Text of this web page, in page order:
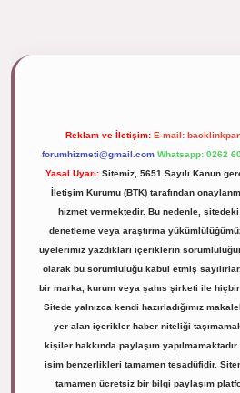
Reklam ve İletişim: E-mail:
forumhizmeti@gmail.com Whatsapp: 0262
Yasal Uyarı: Sitemiz, 5651 Sayılı Kanun
İletişim Kurumu (BTK) tarafından
hizmet vermektedir. Bu nedenle,
denetleme veya araştırma
üyelerimiz yazdıkları içeriklerin
olarak bu sorumluluğu kabul etmiş
bir marka, kurum veya şahıs şirketi ile hiçbir
Sitede yalnızca kendi hazırladığımız
yer alan içerikler haber niteliği
kişiler hakkında paylaşım
isim benzerlikleri tamamen tesadüfidir.
tamamen ücretsiz bir bilgi paylaşım